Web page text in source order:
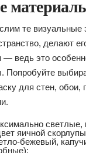
те
делают
— ведь это
Попробуйте
для стен, обои,
яичной
бежевый,